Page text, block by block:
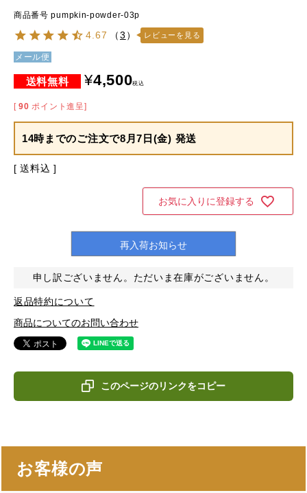
商品番号 pumpkin-powder-03p
4.67 （3 ） レビューを見る
メール便
¥4,500税込
[ 90 ポイント進呈]
14時までのご注文で8月7日(金) 発送
送料込
お気に入りに登録する
再入荷お知らせ
申し訳ございません。ただいま在庫がございません。
返品特約について
商品についてのお問い合わせ
このページのリンクをコピー
お客様の声